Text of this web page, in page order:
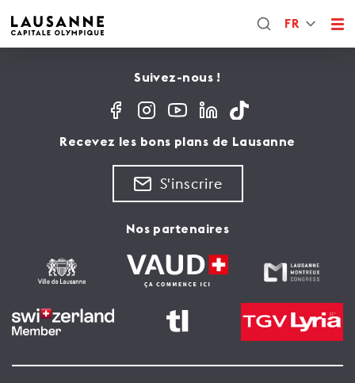
FR
Suivez-nous !
Recevez les bons plans de Lausanne
S'inscrire
Nos partenaires